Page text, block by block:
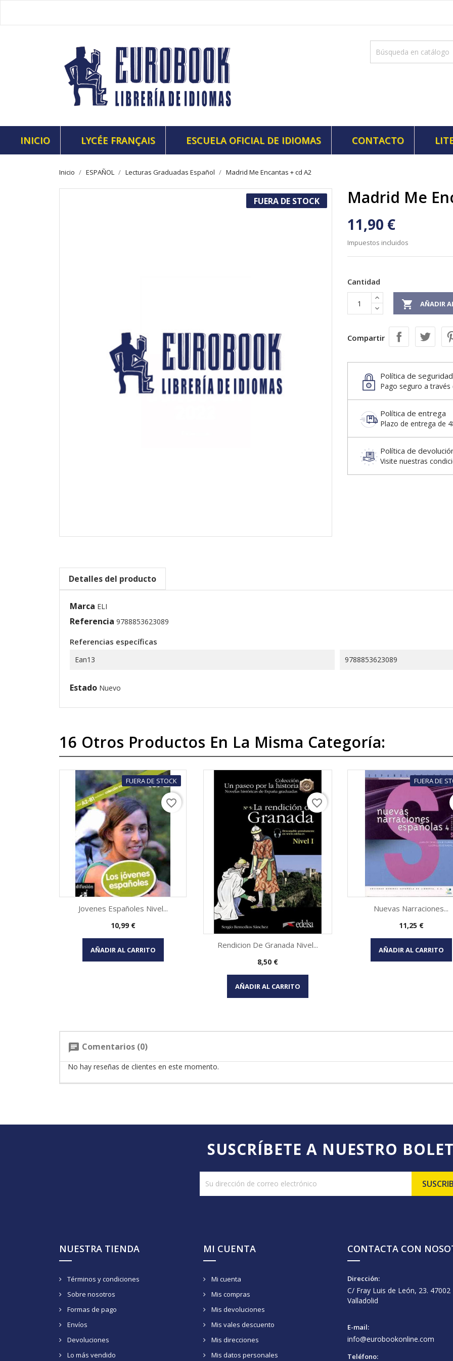
INICIO LYCÉE FRANÇAIS ESCUELA OFICIAL DE IDIOMAS CONTACTO
Inicio ESPAÑOL Lecturas Graduadas Español Madrid Me Encantas + cd A2
FUERA DE STOCK Madrid Me
11,90 €
Impuestos incluidos
Cantidad
 AÑADIR
Compartir
Política de seguridad
Pago seguro a través
Política de entrega
Plazo de entrega de
Política de
Visite nuestras
Detalles del producto
Marca ELI
Referencia 9788853623089
Referencias específicas
Ean13 9788853623089
Estado Nuevo
16 Otros Productos En La Misma Categoría:
FUERA DE STOCK
Vista rápida
Jovenes Españoles Nivel...
Precio
10,99 €
AÑADIR AL CARRITO
favorite_border
Vista rápida
Rendicion De Granada Nivel...
Precio
8,50 €
AÑADIR AL CARRITO
favorite_border
FUERA DE
Vista rápida
Nuevas Narraciones...
Precio
11,25 €
AÑADIR AL CARRITO
chat Comentarios (0)
No hay reseñas de clientes en este momento.
SUSCRÍBETE A NUESTRO
NUESTRA TIENDA
Términos y condiciones
Sobre nosotros
Formas de pago
Envíos
Devoluciones
Lo más vendido
MI CUENTA
Mi cuenta
Mis compras
Mis devoluciones
Mis vales descuento
Mis direcciones
Mis datos personales
CONTACTA CON
Dirección:
C/ Fray Luis de León, 23. 47002
Valladolid
E-mail:
info@eurobookonline.com
Teléfono: